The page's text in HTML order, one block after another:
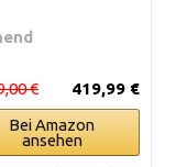
419,99 €
€
Bei Amazon
ansehen